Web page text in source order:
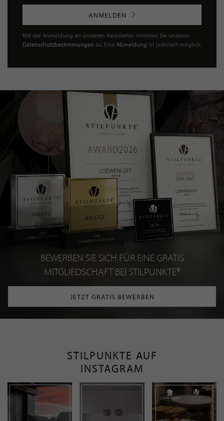
ANMELDEN
Mit der Anmeldung an unserem Newsletter stimmen Sie unseren
Datenschutzbestimmungen zu. Eine Abmeldung ist jederzeit möglich.
BEWERBEN SIE SICH FÜR EINE GRATIS
MITGLIEDSCHAFT BEI STILPUNKTE®
JETZT GRATIS BEWERBEN
STILPUNKTE AUF
INSTAGRAM